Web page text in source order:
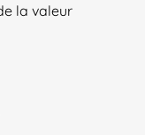
la valeur